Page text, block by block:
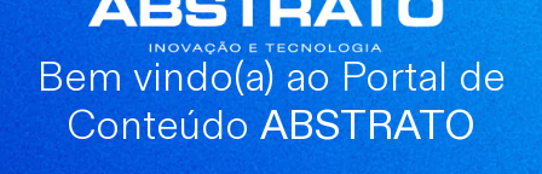
Bem vindo(a) ao Portal de
Conteúdo ABSTRATO